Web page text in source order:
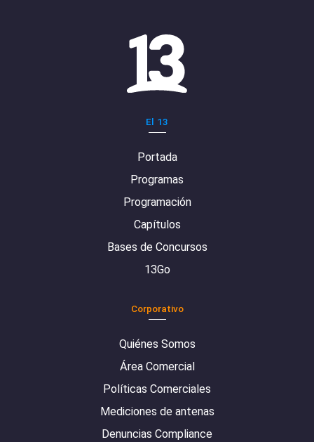
El 13
Portada
Programas
Programación
Capítulos
Bases de Concursos
13Go
Corporativo
Quiénes Somos
Área Comercial
Políticas Comerciales
Mediciones de antenas
Denuncias Compliance